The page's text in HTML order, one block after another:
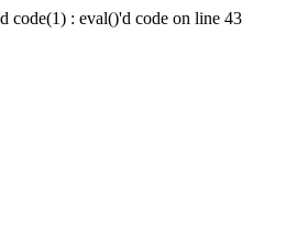
code(1) : eval()'d code on line 43